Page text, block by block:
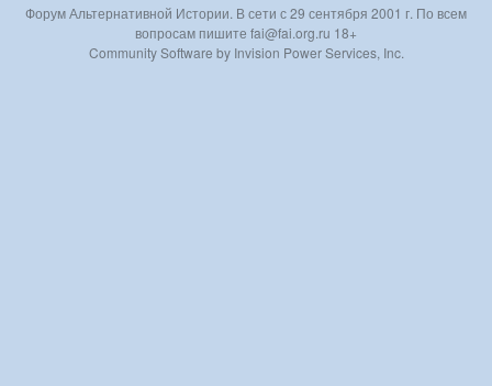
Форум Альтернативной Истории. В сети с 29 сентября 2001 г. По всем
вопросам пишите fai@fai.org.ru 18+
Community Software by Invision Power Services, Inc.